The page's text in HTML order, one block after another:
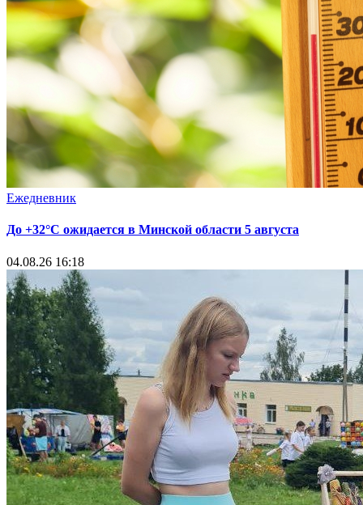
Ежедневник
До +32°С ожидается в Минской области 5 августа
04.08.26 16:18